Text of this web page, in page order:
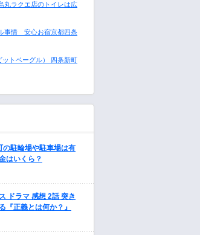
ラクエ店のトイレは広
事情 安心お宿京都四条
ットベーグル） 四条新町
の駐輪場や駐車場は有
はいくら？
ドラマ 感想 2話 突き
『正義とは何か？』